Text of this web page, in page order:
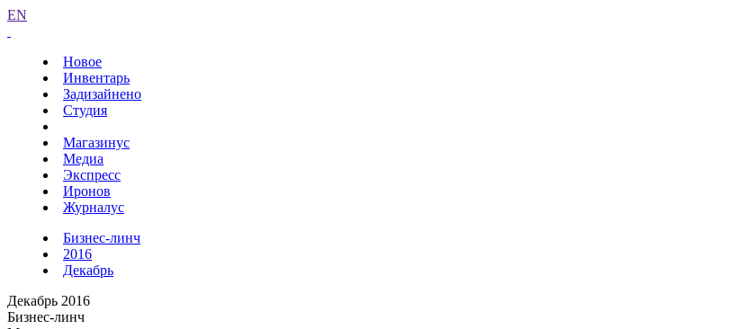
EN
Новое
Инвентарь
Задизайнено
Студия
Магазинус
Медиа
Экспресс
Иронов
Журналус
Бизнес-линч
2016
Декабрь
Декабрь 2016
Бизнес-линч